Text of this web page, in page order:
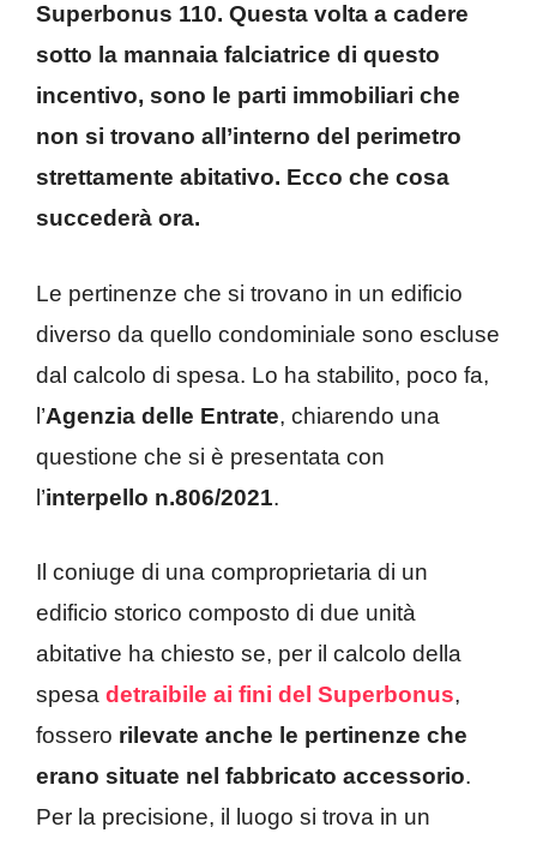
Superbonus 110. Questa volta a cadere
sotto la mannaia falciatrice di questo
incentivo, sono le parti immobiliari che
non si trovano all’interno del perimetro
strettamente abitativo. Ecco che cosa
succederà ora.
Le pertinenze che si trovano in un edificio
diverso da quello condominiale sono escluse
dal calcolo di spesa. Lo ha stabilito, poco fa,
l’Agenzia delle Entrate, chiarendo una
questione che si è presentata con
l’interpello n.806/2021.
Il coniuge di una comproprietaria di un
edificio storico composto di due unità
abitative ha chiesto se, per il calcolo della
spesa detraibile ai fini del Superbonus,
fossero rilevate anche le pertinenze che
erano situate nel fabbricato accessorio.
Per la precisione, il luogo si trova in un